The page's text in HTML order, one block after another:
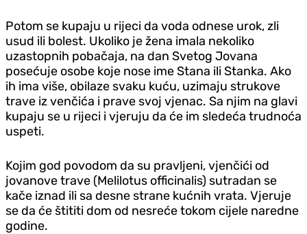
Potom se kupaju u rijeci da voda odnese urok, zli
usud ili bolest. Ukoliko je žena imala nekoliko
uzastopnih pobačaja, na dan Svetog Jovana
posećuje osobe koje nose ime Stana ili Stanka. Ako
ih ima više, obilaze svaku kuću, uzimaju strukove
trave iz venčića i prave svoj vjenac. Sa njim na glavi
kupaju se u rijeci i vjeruju da će im sledeća trudnoća
uspeti.
Kojim god povodom da su pravljeni, vjenčići od
jovanove trave (Melilotus officinalis) sutradan se
kače iznad ili sa desne strane kućnih vrata. Vjeruje
se da će štititi dom od nesreće tokom cijele naredne
godine.